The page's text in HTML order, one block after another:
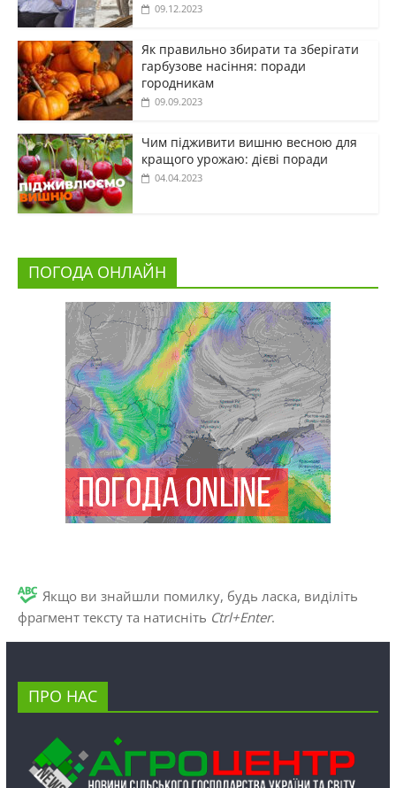
09.12.2023
Як правильно збирати та зберігати
гарбузове насіння: поради
городникам
09.09.2023
Чим підживити вишню весною для
кращого урожаю: дієві поради
04.04.2023
ПОГОДА ОНЛАЙН
Якщо ви знайшли помилку, будь ласка, виділіть
фрагмент тексту та натисніть Ctrl+Enter.
ПРО НАС